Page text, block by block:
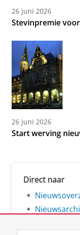
26 juni 2026
Stevinpremie
26 juni 2026
Start werving
Direct naar